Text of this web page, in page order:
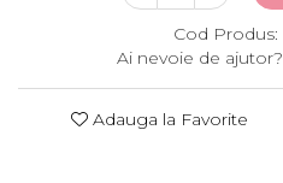
Cod Produs:
Ai nevoie de ajutor?
Adauga la Favorite